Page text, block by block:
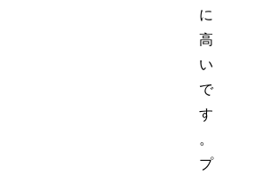
に
高
い
で
す
。
プ